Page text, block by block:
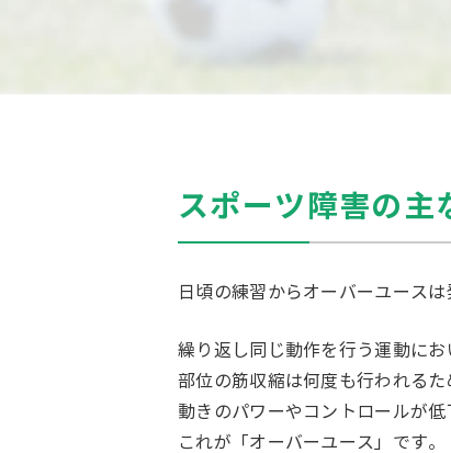
スポーツ障害の主
日頃の練習からオーバーユースは
繰り返し同じ動作を行う運動に
部位の筋収縮は何度も行われる
動きのパワーやコントロールが低
これが「オーバーユース」です。